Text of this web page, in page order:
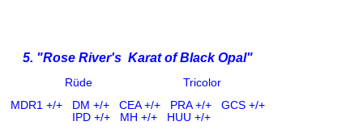
5. "Rose River's Karat of Black Opal"
Rüde Tricolor
MDR1 +/+
DM +/+ CEA +/+
PRA +/+ GCS +/+
IPD +/+MH +/+ HUU +/+